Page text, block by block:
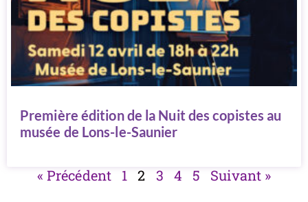
Première édition de la Nuit des copistes au
musée de Lons-le-Saunier
« Précédent 1 2 3 4 5 Suivant »